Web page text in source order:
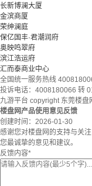
长新博澜大厦
金滨商厦
荣绅澜庭
保亿国丰·君潮润府
奥映鸣翠府
滨江浩运府
汇而泰商业中心
全国统一服务热线
投诉电话：4008180066 转
九游平台 copyright 东莞楼盘
楼盘网产品使用意见反馈
创建时间： 2026-01-30
感谢您对楼盘网的支持与关
您最诚挚的意见和建议。
反馈内容*